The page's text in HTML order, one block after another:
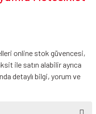
online stok güvencesi,
ile satın alabilir ayrıca
detaylı bilgi, yorum ve